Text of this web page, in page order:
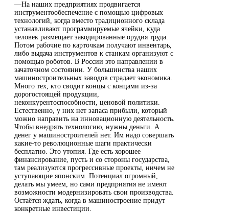
—На наших предприятиях продвигается
инструментообеспечение с помощью цифровых
технологий, когда вместо традиционного склада
устанавливают программируемые ячейки, куда
человек размещает закодированные орудия труда.
Потом рабочие по карточкам получают инвентарь,
либо выдача инструментов к станкам организуют с
помощью роботов. В России это направлении в
зачаточном состоянии. У большинства наших
машиностроительных заводов страдает экономика.
Много тех, кто сводит концы с концами из-за
дорогостоящей продукции,
неконкурентоспособности, ценовой политики.
Естественно, у них нет запаса прибыли, который
можно направить на инновационную деятельность.
Чтобы внедрять технологию, нужны деньги. А
денег у машиностроителей нет. Им надо совершать
какие-то революционные шаги практически
бесплатно. Это утопия. Где есть хорошее
финансирование, пусть и со стороны государства,
там реализуются прогрессивные проекты, ничем не
уступающие японским. Потенциал огромный,
делать мы умеем, но сами предприятия не имеют
возможности модернизировать свои производства.
Остаётся ждать, когда в машиностроение придут
конкретные инвестиции.